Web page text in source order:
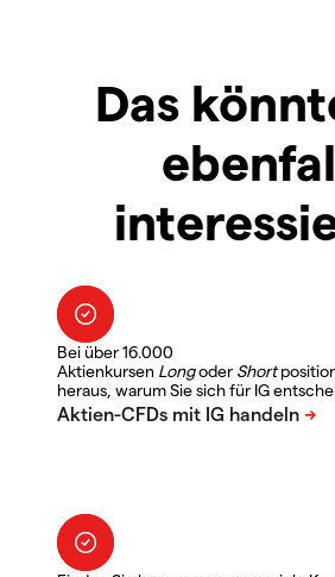
Das
Bei über 16.000
Aktienkursen LongoderShort
heraus, warum Sie sich für IG